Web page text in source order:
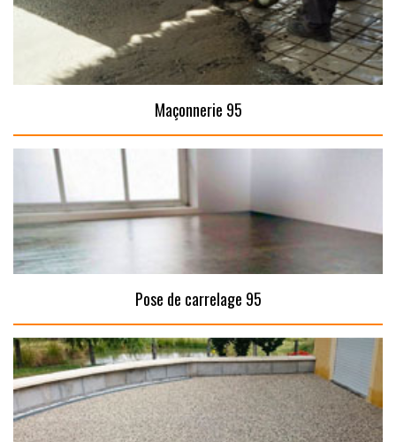
Maçonnerie 95
Pose de carrelage 95